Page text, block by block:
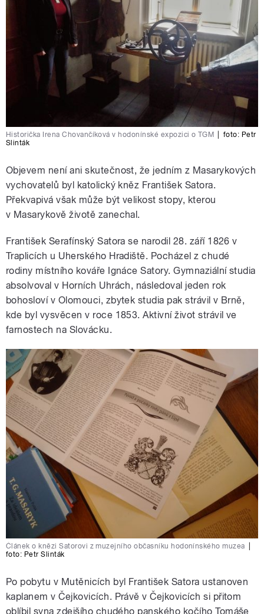
Historička Irena Chovančíková v hodonínské expozici o TGM foto: Petr
Slinták
Objevem není ani skutečnost, že jedním z Masarykových
vychovatelů byl katolický kněz František Satora.
Překvapivá však může být velikost stopy, kterou
v Masarykově životě zanechal.
František Serafínský Satora se narodil 28. září 1826 v
Traplicích u Uherského Hradiště. Pocházel z chudé
rodiny místního kováře Ignáce Satory. Gymnaziální studia
absolvoval v Horních Uhrách, následoval jeden rok
bohosloví v Olomouci, zbytek studia pak strávil v Brně,
kde byl vysvěcen v roce 1853. Aktivní život strávil ve
farnostech na Slovácku.
Článek o knězi Satorovi z muzejního občasníku hodonínského muzea
foto: Petr Slinták
Po pobytu v Mutěnicích byl František Satora ustanoven
kaplanem v Čejkovicích. Právě v Čejkovicích si přitom
oblíbil syna zdejšího chudého panského kočího Tomáše